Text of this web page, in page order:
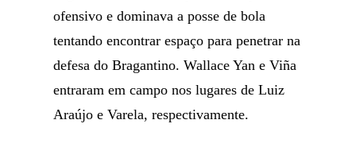
ofensivo e dominava a posse de bola
tentando encontrar espaço para penetrar na
defesa do Bragantino. Wallace Yan e Viña
entraram em campo nos lugares de Luiz
Araújo e Varela, respectivamente.